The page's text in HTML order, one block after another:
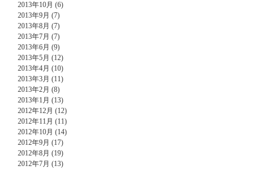
2013年10月 (6)
2013年9月 (7)
2013年8月 (7)
2013年7月 (7)
2013年6月 (9)
2013年5月 (12)
2013年4月 (10)
2013年3月 (11)
2013年2月 (8)
2013年1月 (13)
2012年12月 (12)
2012年11月 (11)
2012年10月 (14)
2012年9月 (17)
2012年8月 (19)
2012年7月 (13)